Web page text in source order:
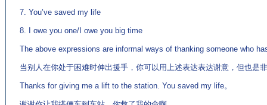
7. You’ve saved my life
8. I owe you one/I owe you big time
The above expressions are informal ways of thanking someone who
当别人在你处于困难时伸出援手，你可以用上述表达表达谢意，但也是
Thanks for giving me a lift to the station. You saved my life。